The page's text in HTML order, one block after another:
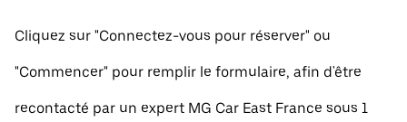
Cliquez sur "Connectez-vous pour réserver" ou
"Commencer" pour remplir le formulaire, afin d'être
recontacté par un expert MG Car East France sous 1